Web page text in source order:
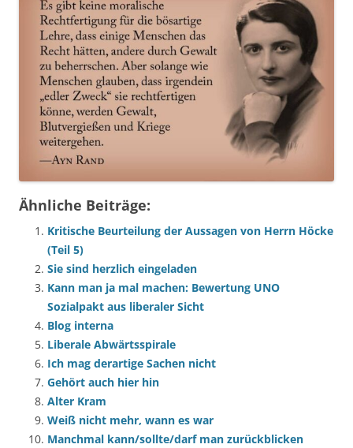
Ähnliche Beiträge:
Kritische Beurteilung der Aussagen von Herrn Höcke
(Teil 5)
Sie sind herzlich eingeladen
Kann man ja mal machen: Bewertung UNO
Sozialpakt aus liberaler Sicht
Blog interna
Liberale Abwärtsspirale
Ich mag derartige Sachen nicht
Gehört auch hier hin
Alter Kram
Weiß nicht mehr, wann es war
Manchmal kann/sollte/darf man zurückblicken